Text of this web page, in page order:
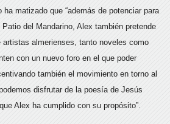
matizado que “además de potenciar para
del Mandarino, Alex también pretende
artistas almerienses, tanto noveles como
con un nuevo foro en el que poder
también el movimiento en torno al
disfrutar de la poesía de Jesús
Alex ha cumplido con su propósito”.